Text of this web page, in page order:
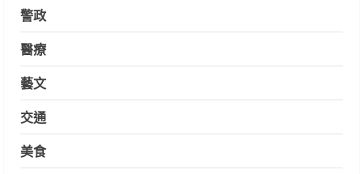
警政
醫療
藝文
交通
美食